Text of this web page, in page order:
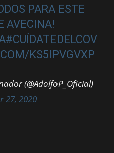
PARA ESTE
AVECINA!
#CUÍDATEDELCOV
KS5IPVGVXP
(@AdolfoP_Oficial)
27, 2020